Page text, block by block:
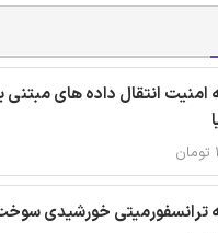
ترانسفورمیتی خورشیدی